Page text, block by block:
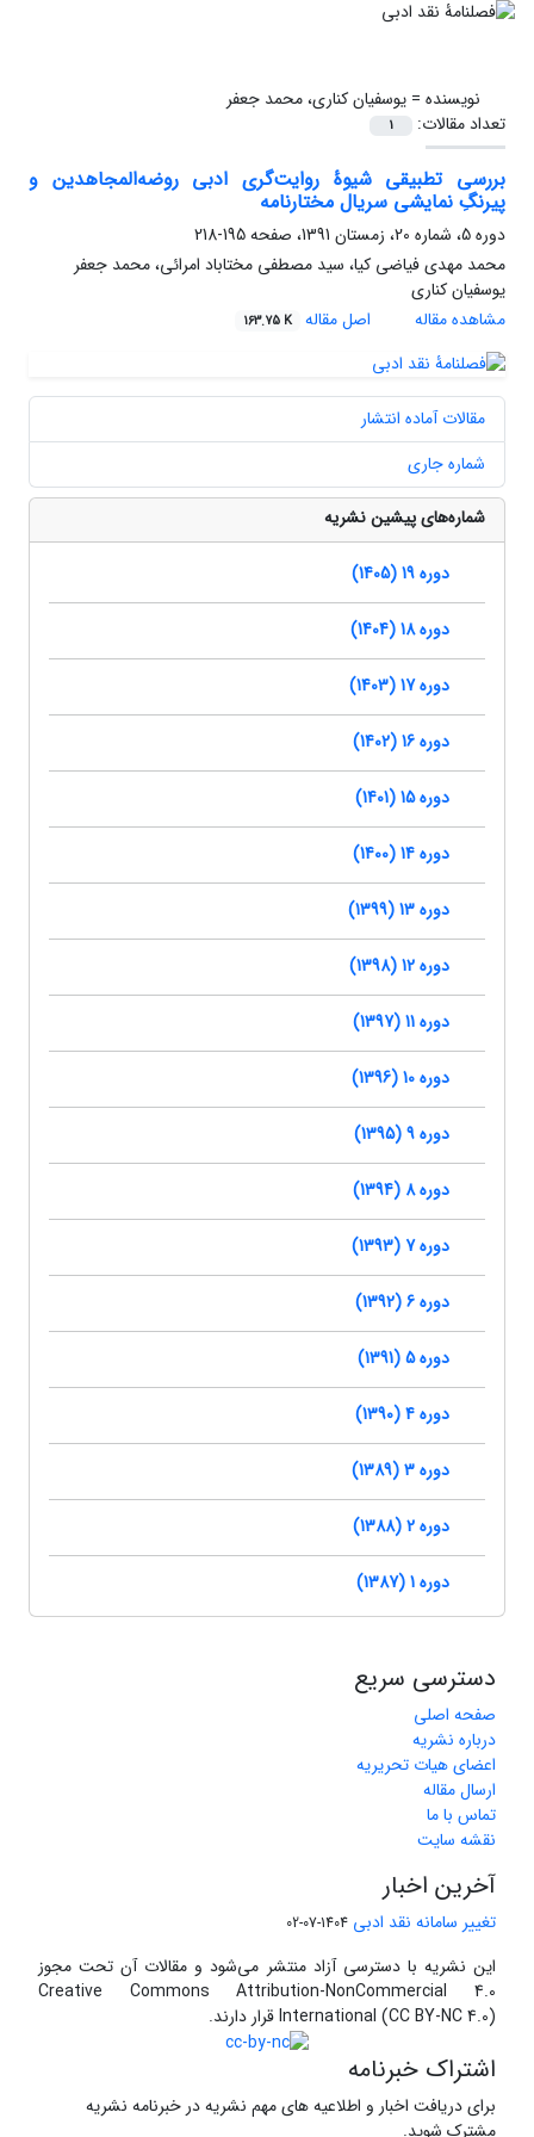
نویسنده =یوسفیان کناری، محمد جعفر
تعداد مقالات:
1
بررسی تطبیقی شیوۀ روایت‌گری ادبی روضه‌المجاهدین و
پیرنگِ نمایشی سریال مختارنامه
دوره 5، شماره 20، زمستان 1391، صفحه
195-218
محمد مهدی فیاضی کیا، سید مصطفی مختاباد امرائی، محمد جعفر
یوسفیان کناری
مشاهده مقاله
اصل مقاله 163.75 K
مقالات آماده انتشار
شماره جاری
شماره‌های پیشین نشریه
دوره 19 (1405)
دوره 18 (1404)
دوره 17 (1403)
دوره 16 (1402)
دوره 15 (1401)
دوره 14 (1400)
دوره 13 (1399)
دوره 12 (1398)
دوره 11 (1397)
دوره 10 (1396)
دوره 9 (1395)
دوره 8 (1394)
دوره 7 (1393)
دوره 6 (1392)
دوره 5 (1391)
دوره 4 (1390)
دوره 3 (1389)
دوره 2 (1388)
دوره 1 (1387)
دسترسی سریع
صفحه اصلی
درباره نشریه
اعضای هیات تحریریه
ارسال مقاله
تماس با ما
نقشه سایت
آخرین اخبار
تغییر سامانه نقد ادبی 1404-07-02
این نشریه با دسترسی آزاد منتشر می‌شود و مقالات آن تحت مجوز
Creative Commons Attribution-NonCommercial 4.0
International (CC BY-NC 4.0) قرار دارند.
اشتراک خبرنامه
برای دریافت اخبار و اطلاعیه های مهم نشریه در خبرنامه نشریه
مشترک شوید.